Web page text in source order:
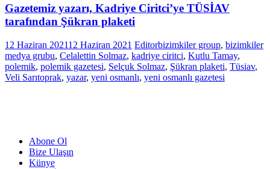
Gazetemiz yazarı, Kadriye Ciritci’ye TÜSİAV
tarafından Şükran plaketi
12 Haziran 202112 Haziran 2021 Editorbizimkiler group, bizimkiler
medya grubu, Celalettin Solmaz, kadriye ciritci, Kutlu Tamay,
polemik, polemik gazetesi, Selçuk Solmaz, Şükran plaketi, Tüsiav,
Veli Sarıtoprak, yazar, yeni osmanlı, yeni osmanlı gazetesi
Abone Ol
Bize Ulaşın
Künye